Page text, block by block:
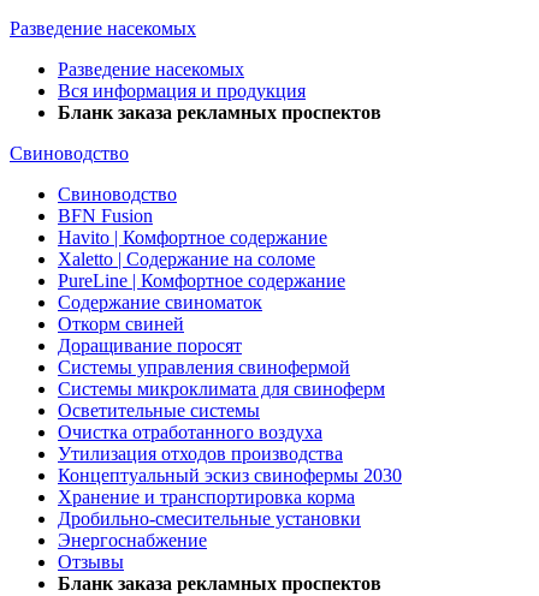
Разведение насекомых
Разведение насекомых
Вся информация и продукция
Бланк заказа рекламных проспектов
Свиноводство
Свиноводство
BFN Fusion
Havito | Комфортное содержание
Xaletto | Содержание на соломе
PureLine | Комфортное содержание
Содержание свиноматок
Откорм свиней
Доращивание поросят
Системы управления свинофермой
Системы микроклимата для свиноферм
Осветительные системы
Очистка отработанного воздуха
Утилизация отходов производства
Концептуальный эскиз свинофермы 2030
Хранение и транспортировка корма
Дробильно-смесительные установки
Энергоснабжение
Отзывы
Бланк заказа рекламных проспектов